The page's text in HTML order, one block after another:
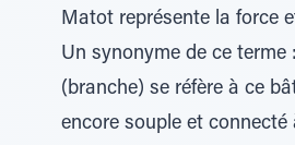
Matot représente la force
Un synonyme de ce terme
(branche) se réfère à ce
encore souple et connecté